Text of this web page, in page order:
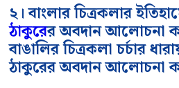
২। বাংলার চিত্রকলার
ঠাকুরের অবদান আলোচনা
বাঙালির চিত্রকলা চর্চার
ঠাকুরের অবদান আলোচনা